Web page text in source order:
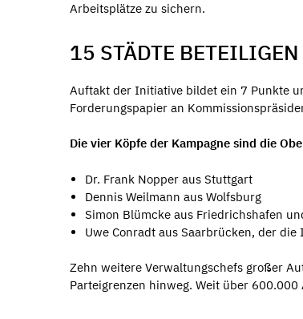
Arbeitsplätze zu sichern.
15 STÄDTE
Auftakt der Initiative bildet ein 7 Punkte
Forderungspapier an
Die vier Köpfe der Kampagne sind die
Dr. Frank Nopper aus Stuttgart
Dennis Weilmann aus Wolfsburg
Simon Blümcke aus Friedrichshafen
Uwe Conradt aus Saarbrücken, der
Zehn weitere Verwaltungschefs großer
Parteigrenzen hinweg. Weit über